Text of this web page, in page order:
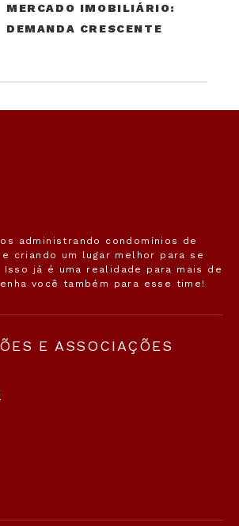
MERCADO IMOBILIÁRIO:
DEMANDA CRESCENTE
administrando condomínios de
criando um lugar melhor para se
já é uma realidade para mais de
você também para esse time!
E ASSOCIAÇÕES